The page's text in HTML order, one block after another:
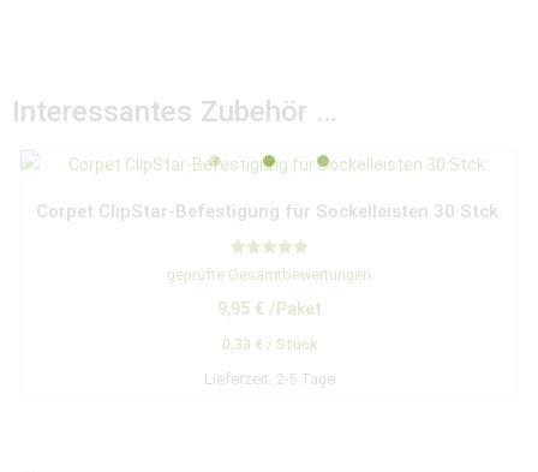
Interessantes Zubehör …
Corpet ClipStar-Befestigung für Sockelleisten 30 Stck.
Bewertet mit
5.00
geprüfte Gesamtbewertungen
9,95 € /Paket
0,33 € / Stück
Lieferzeit: 2-5 Tage